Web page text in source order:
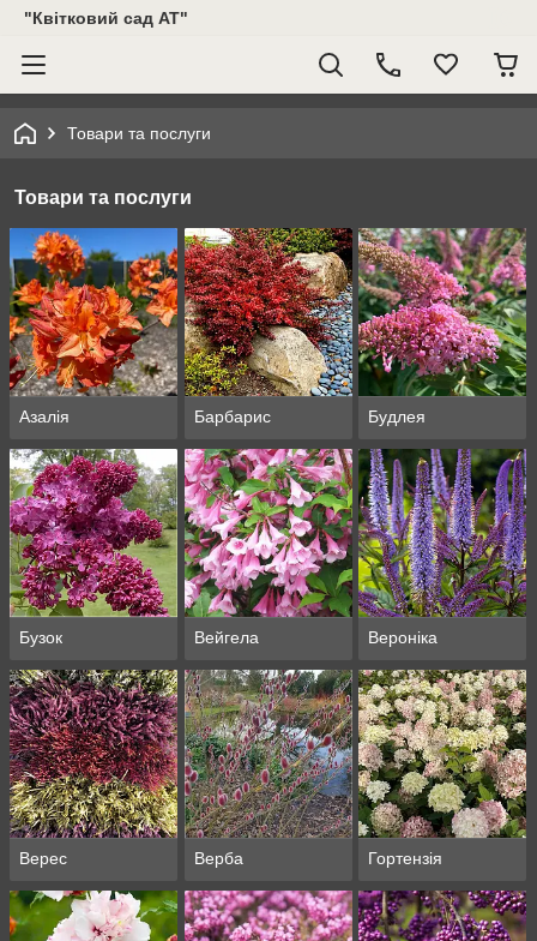
"Квітковий сад АТ"
Товари та послуги
Товари та послуги
Азалія Барбарис Будлея
Бузок Вейгела Вероніка
Верес Верба Гортензія